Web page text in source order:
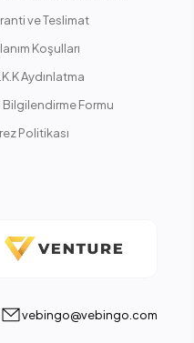
ve Teslimat
Koşulları
Aydınlatma
Bilgilendirme Formu
Politikası
vebingo@vebingo.com